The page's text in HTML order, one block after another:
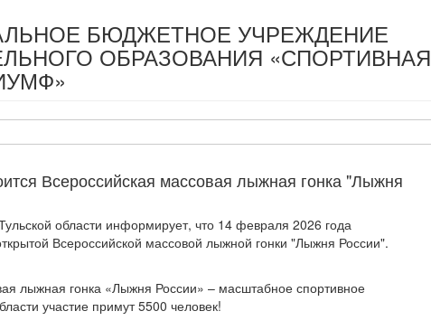
БЮДЖЕТНОЕ УЧРЕЖДЕНИЕ
ОБРАЗОВАНИЯ «СПОРТИВНАЯ
Всероссийская массовая лыжная гонка "Лыжня
области информирует, что 14 февраля 2026 года
Всероссийской массовой лыжной гонки "Лыжня России".
лыжная гонка «Лыжня России» – масштабное спортивное
участие примут 5500 человек!